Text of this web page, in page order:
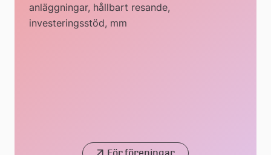
anläggningar, hållbart resande,
investeringsstöd, mm